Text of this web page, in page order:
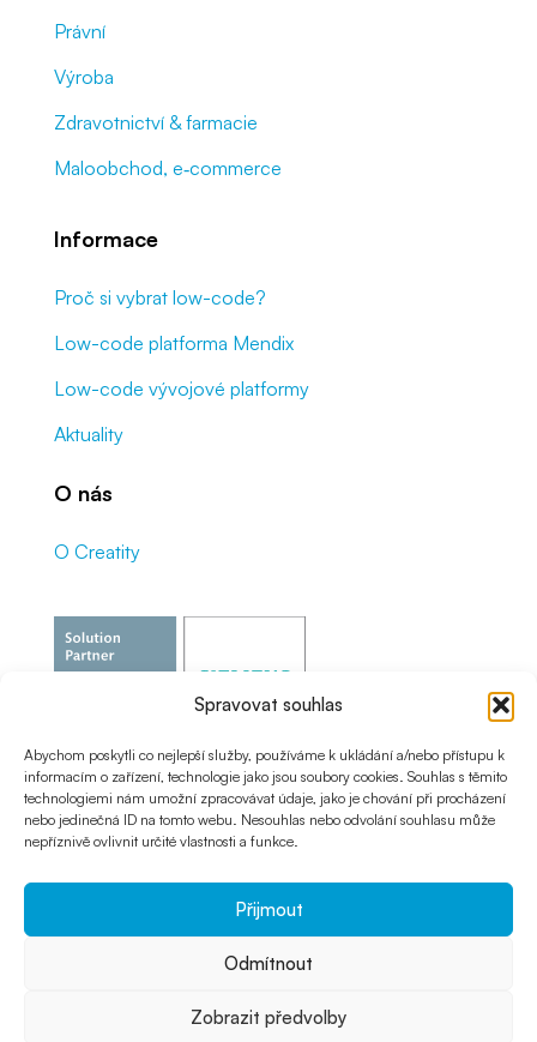
Spravovat souhlas
Abychom poskytli co nejlepší služby, používáme k ukládání a/nebo přístupu k
informacím o zařízení, technologie jako jsou soubory cookies. Souhlas s těmito
technologiemi nám umožní zpracovávat údaje, jako je chování při procházení
nebo jedinečná ID na tomto webu. Nesouhlas nebo odvolání souhlasu může
nepříznivě ovlivnit určité vlastnosti a funkce.
Přijmout
Odmítnout
Zobrazit předvolby
Právní
Výroba
Zdravotnictví & farmacie
Maloobchod, e‑commerce
Informace
Proč si vybrat low-code?
Low-code platforma Mendix
Low-code vývojové platformy
Aktuality
O nás
O Creatity
osobních údajů |Obchodní podmínky